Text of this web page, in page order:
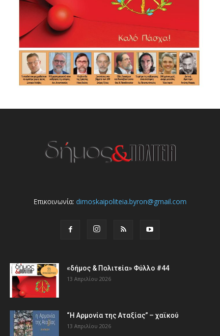
Επικοινωνία: dimoskaipoliteia.byron@gmail.com
«δήμος & Πολιτεία» Φύλλο #44
13 Απριλίου 2026
“Η Αρμονία της Αταξίας” – χαϊκού
13 Απριλίου 2026